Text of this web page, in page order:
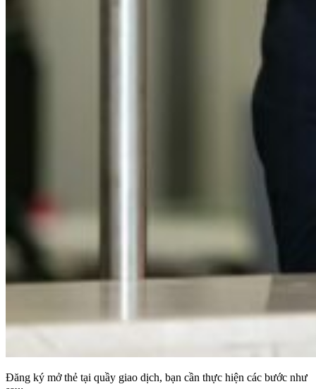
Đăng ký mở thẻ tại quầy giao dịch, bạn cần thực hiện các bước như